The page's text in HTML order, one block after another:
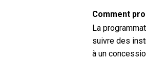
Comment
La
suivre des
à un